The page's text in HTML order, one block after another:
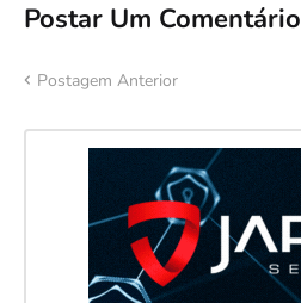
Postar Um Comentário
Postagem Anterior